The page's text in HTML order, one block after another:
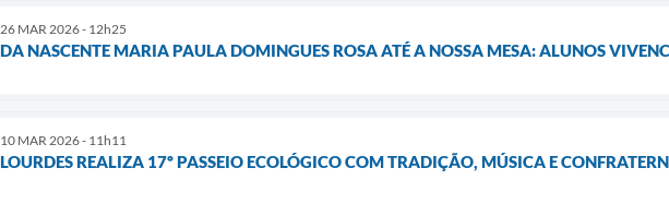
26 MAR 2026 - 12h25
DA NASCENTE MARIA PAULA DOMINGUES ROSA ATÉ A NOSSA MESA: ALUNOS
10 MAR 2026 - 11h11
LOURDES REALIZA 17º PASSEIO ECOLÓGICO COM TRADIÇÃO, MÚSICA E